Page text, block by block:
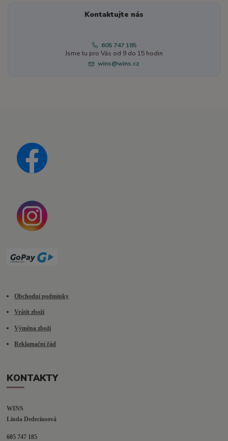
Kontaktujte nás
605 747 185
Jsme tu pro Vás od 9 do 15 hodin
wins@wins.cz
Obchodní podmínky
Vrátit zboží
Výměna zboží
Reklamační řád
KONTAKTY
WINS
Linda Dedeciusová
605 747 185